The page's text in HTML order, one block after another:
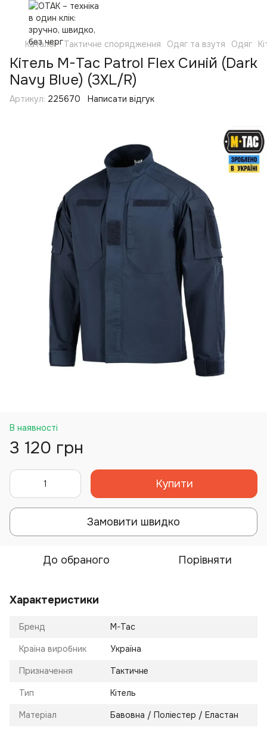
Каталог Тактичне спорядження Одяг та взутя Одяг
Кітель M-Tac Patrol Flex Синій (Dark
Navy Blue) (3XL/R)
Артикул: 225670 Написати відгук
В наявності
3 120 грн
Купити
Замовити швидко
До обраного Порівняти
Характеристики
Бренд M-Tac
Країна виробник Україна
Призначення Тактичне
Тип Кітель
Матеріал Бавовна / Поліестер / Еластан